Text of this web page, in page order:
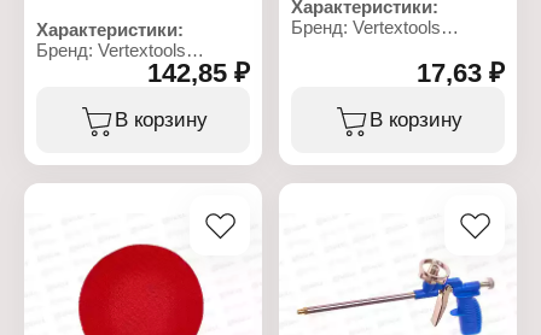
Характеристики:
Бренд: Vertextools
Артикул: 666-09
Тип товара: Сверло
Назначение: по металлу
Диаметр: 9 мм
Рабочая длина: 85 мм
цилиндрический
хвостовик
Угол заточки: 118
градусов
142,85 ₽
В корзину
Характеристики:
Бренд: Vertextools
Тип товара: Маркер
строительный
Цвет чернил: красный
двусторонний
Толщина линии письма: 1
17,63 ₽
В корзину